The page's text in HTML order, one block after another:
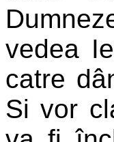
vedea
catre
Si vor